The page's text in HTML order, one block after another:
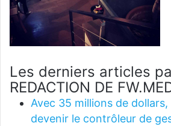
Les derniers articles
REDACTION DE
Avec 35 millions de dollars,
devenir le contrôleur de